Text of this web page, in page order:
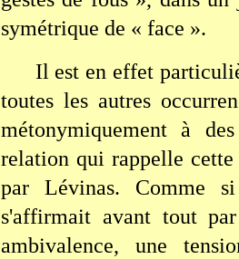
symétrique de « face ».
Il est en effet
toutes les autres
métonymiquement à
relation qui rappelle
par Lévinas. Comme
s'affirmait avant tout
ambivalence, une